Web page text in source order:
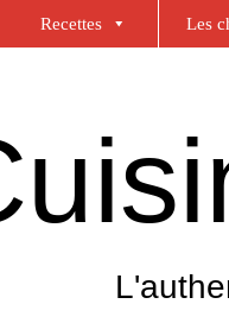
Recettes Les